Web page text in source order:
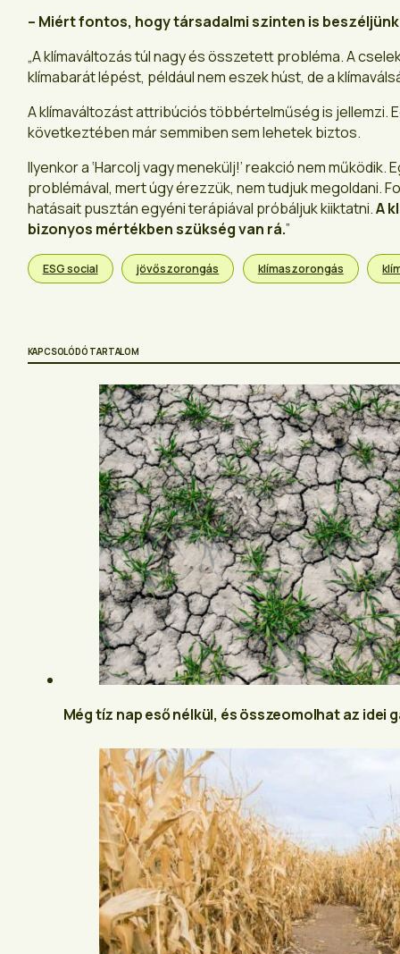
– Miért fontos, hogy társadalmi szinten is
„A klímaváltozás túl nagy és összetett probléma. A
klímabarát lépést, például nem eszek húst, de a
A klímaváltozást attribúciós többértelműség is jellemzi.
következtében már semmiben sem lehetek biztos.
Ilyenkor a ‘Harcolj vagy menekülj!’ reakció nem
problémával, mert úgy érezzük, nem tudjuk megoldani.
hatásait pusztán egyéni terápiával próbáljuk kiiktatni.A
bizonyos mértékben szükség van rá.”
ESG social jövőszorongás klímaszorongás
KAPCSOLÓDÓ TARTALOM
Még tíz nap eső nélkül, és összeomolhat az idei